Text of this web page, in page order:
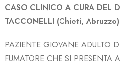
CASO CLINICO A CURA DEL
TACCONELLI (Chieti, Abruzzo)
PAZIENTE GIOVANE ADULTO
FUMATORE CHE SI PRESENTA